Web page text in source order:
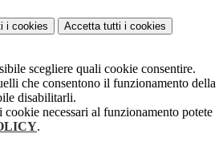
i cookies Accetta tutti i cookies
scegliere quali cookie consentire.
che consentono il funzionamento della
disabilitarli.
cookie necessari al funzionamento potete
.